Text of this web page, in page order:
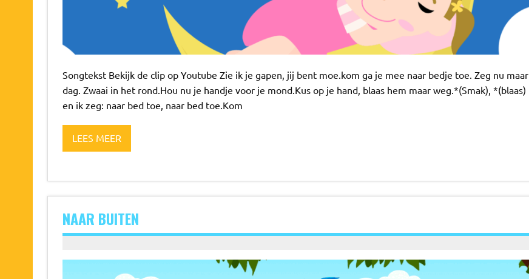
Songtekst Bekijk de clip op Youtube Zie ik je gapen, jij bent moe.kom ga je mee naar bedje toe. Zeg nu maar
dag. Zwaai in het rond.Hou nu je handje voor je mond.Kus op je hand, blaas hem maar weg.*(Smak), *(blaas)
en ik zeg: naar bed toe, naar bed toe.Kom
LEES MEER
NAAR BUITEN